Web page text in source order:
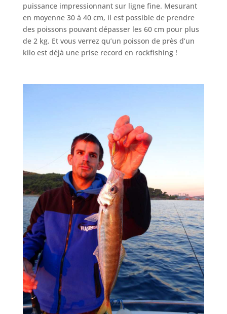
puissance impressionnant sur ligne fine. Mesurant
en moyenne 30 à 40 cm, il est possible de prendre
des poissons pouvant dépasser les 60 cm pour plus
de 2 kg. Et vous verrez qu’un poisson de près d’un
kilo est déjà une prise record en rockfishing !